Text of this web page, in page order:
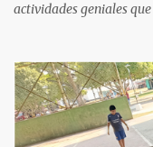
actividades geniales
pensado para todos, y
sensibilización, la
sanas relaciones
con nosotros mismos,